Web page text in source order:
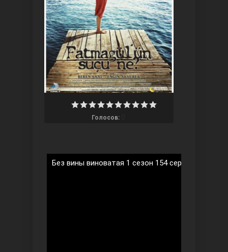
Ты назови
Голосов:
Без вины виноватая 1 сезон 154 серия на